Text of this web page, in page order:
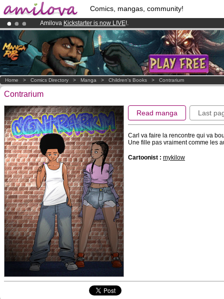
Comics, mangas, community!
Amilova Kickstarter is now LIVE!.
Premium membership from3.95 eurosper month !Get membership
Already 134393 membersand 1208 comics & mangas!.
Home > Comics Directory > Manga > Children's Books > Contrarium
Contrarium
Read manga Last
Carl va faire la rencontre qui va
Une fille pas vraiment comme les
Cartoonist : mykilow